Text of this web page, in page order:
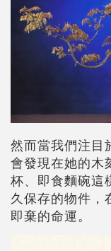
然而當我們注目
會發現在她的木
杯、即食麵碗這
久保存的物件，
即棄的命運。